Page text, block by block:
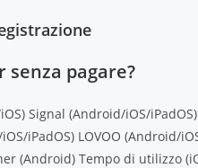
senza pagare?
Signal (Android/iOS/iPadOS)
iPadOS) LOVOO (Android/
(Android) Tempo di utilizzo